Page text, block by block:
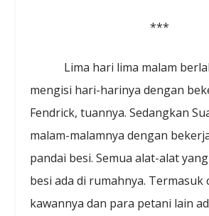
***
Lima hari lima malam
mengisi hari-harinya dengan
Fendrick, tuannya. Sedangkan
malam-malamnya dengan
pandai besi. Semua alat-alat
besi ada di rumahnya. Termasuk
kawannya dan para petani lain